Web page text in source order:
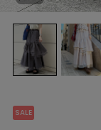
SALE